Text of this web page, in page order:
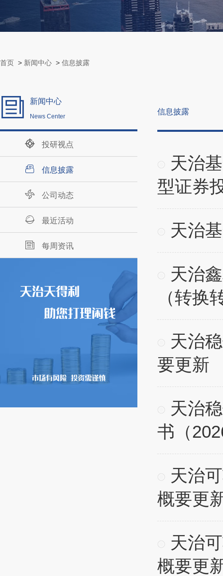
首页 > 新闻中心 > 信息披露
新闻中心
News Center
投研视点
信息披露
公司动态
最近活动
每周资讯
信息披露
天治
型证券
天治
天治
（转换
天治
要更新
天治
书（
天治
概要更
天治
概要更